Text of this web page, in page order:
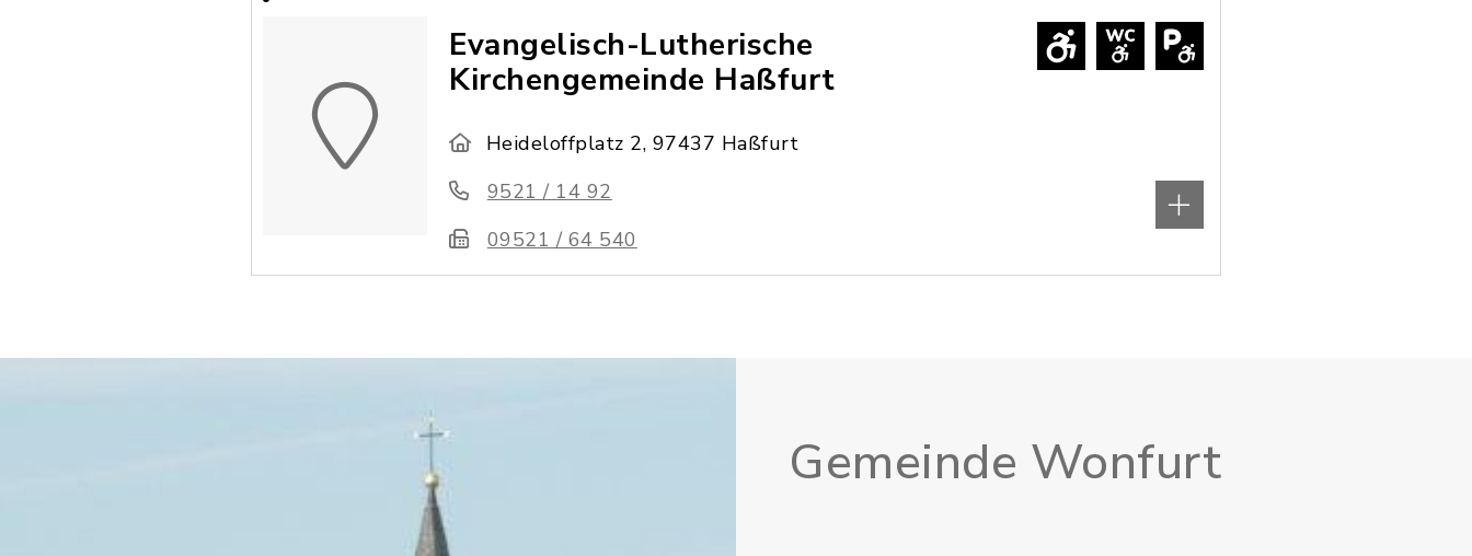
Evangelisch-Lutherische
Kirchengemeinde Haßfurt
Heideloffplatz 2, 97437 Haßfurt
9521 / 14 92
09521 / 64 540
Gemeinde Wonfurt